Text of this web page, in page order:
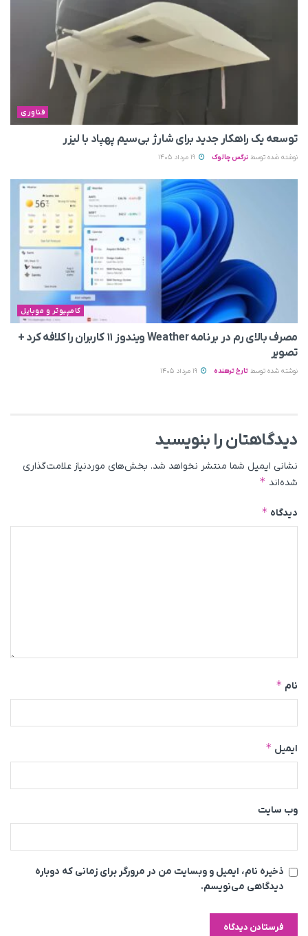
فناوری
توسعه یک راهکار جدید برای شارژ بی‌سیم پهپاد با لیزر
نوشته شده توسط نرگس چالوک
کامپیوتر و موبایل
مصرف بالای رم در برنامه Weather ویندوز ۱۱ کاربران را کلافه کرد +
تصویر
نوشته شده توسط تارخ ترهنده
دیدگاهتان را بنویسید
نشانی ایمیل شما منتشر نخواهد شد. بخش‌های موردنیاز علامت‌گذاری
شده‌اند *
دیدگاه *
نام *
ایمیل *
وب‌ سایت
ذخیره نام، ایمیل و وبسایت من در مرورگر برای زمانی که دوباره
دیدگاهی می‌نویسم.